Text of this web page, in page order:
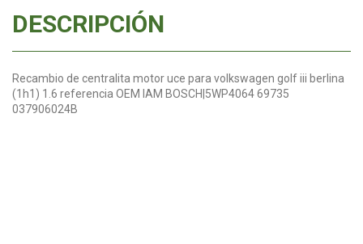
DESCRIPCIÓN
Recambio de centralita motor uce para volkswagen golf iii berlina
(1h1) 1.6 referencia OEM IAM BOSCH|5WP4064 69735
037906024B